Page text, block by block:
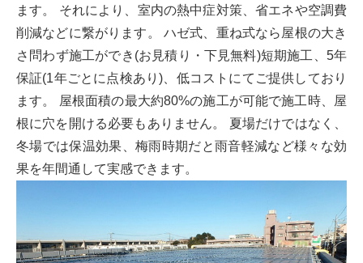
ます。 それにより、室内の熱中症対策、省エネや空調費
削減などに繋がります。 ハゼ式、重ね式なら屋根の大き
さ問わず施工ができ(お見積り・下見無料)短期施工、5年
保証(1年ごとに点検あり)、低コストにてご提供しており
ます。 屋根面積の最大約80%の施工が可能で施工時、屋
根に穴を開ける必要もありません。 夏場だけではなく、
冬場では保温効果、梅雨時期だと雨音軽減など様々な効
果を年間通して実感できます。